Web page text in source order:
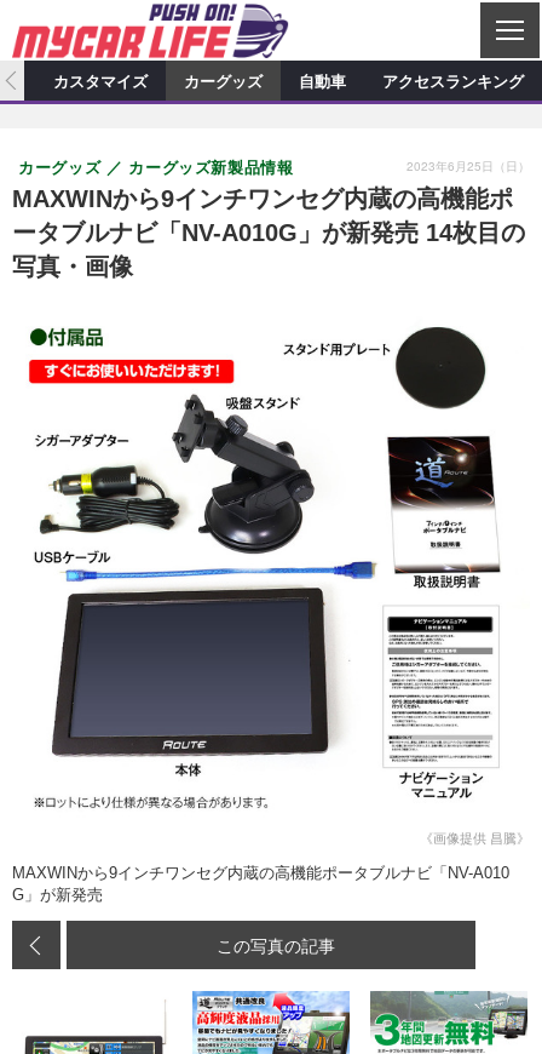
C
L
S
カーオーディオ
プロショップ検索 ショップ訪問記
カーオーディオニュース デモカー製作記
その他
カスタマイズ特集記事 カスタマイズ新製品情報
カスタマイズニュース
カーグッズ
カーグッズ特集記事 カーグッズ新製品情報
カーグッズニュース
自動車
スクープ
カスタマイズ カーグッズ 自動車 アクセスランキング
MAXWINから9インチワンセグ内蔵の高機能ポ
ータブルナビ「NV-A010G」が新発売 14枚目の
写真・画像
カーグッズ カーグッズ新製品情報 2023年6月25日（日）
《画像提供 昌騰》
MAXWINから9インチワンセグ内蔵の高機能ポータブルナビ「NV-A010
G」が新発売
この写真の記事